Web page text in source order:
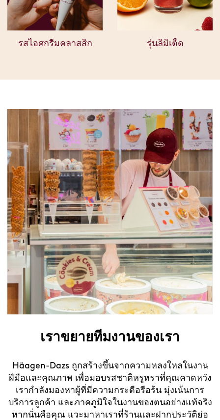
รสไอศกรีมคลาสสิก รุ่นลิมิเต็ด
เราขยายทีมงานของเรา
Häagen-Dazs ถูกสร้างขึ้นจากความหลงใหลในงาน
ฝีมือและคุณภาพ เพื่อมอบรสชาติหรูหราที่คุณคาดหวัง
เรากำลังมองหาผู้ที่มีความกระตือรือร้น มุ่งเน้นการ
บริการลูกค้า และภาคภูมิใจในงานของตนอย่างแท้จริง
หากนั่นคือคุณ แวะมาหาเราที่ร้านและฝากประวัติย่อ